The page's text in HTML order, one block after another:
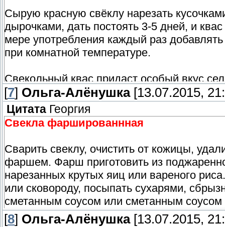
Сырую красную свёклу нарезать
дырочками, дать постоять 3-5 дней, и
мере употребления каждый раз
при комнатной температуре.
Свекольный квас придаст особый вкус
затем слить. Капуста приобретет
слегка отжать, залить квасом, сверху
чеснока и полить подсолнечным маслом.
Свекольный квас можно использовать
[7] Ольга-Алёнушка[13.07.2015,
Цитата Георгия
Свекла фаршированнная
Сварить свеклу, очистить от кожицы,
фаршем. Фарш приготовить из
нарезанных крутых яиц или вареного
или сковороду, посыпать сухарями,
сметанным соусом или сметанным
[8] Ольга-Алёнушка[13.07.2015,